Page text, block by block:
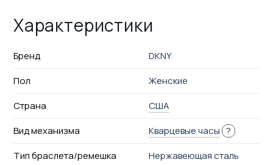
Характеристики
Бренд
DKNY
Пол
Женские
Страна
США
Вид механизма
Кварцевые часы ?
Тип браслета/ремешка
Нержавеющая сталь